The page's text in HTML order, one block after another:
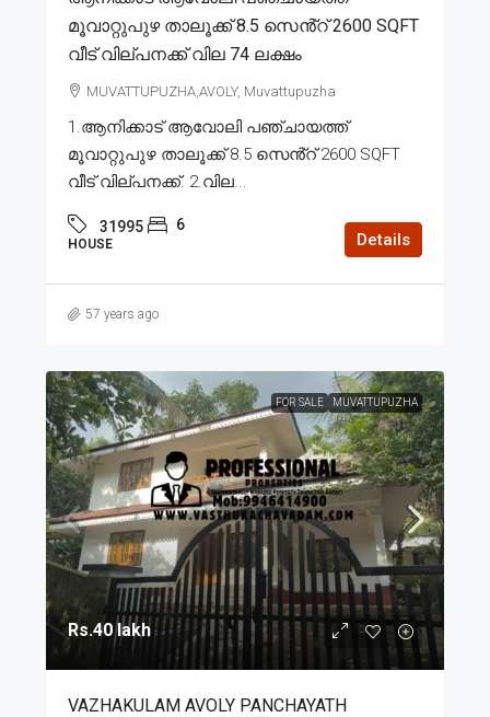
മൂവാറ്റുപുഴ താലൂക്ക് 8.5 സെൻ്റ് 2600 SQFT
വീട് വില്പനക്ക് വില 74 ലക്ഷം
MUVATTUPUZHA,AVOLY, Muvattupuzha
1.ആനിക്കാട് ആവോലി പഞ്ചായത്ത്
മൂവാറ്റുപുഴ താലൂക്ക് 8.5 സെൻ്റ് 2600 SQFT
വീട് വില്പനക്ക്. 2.വില...
31995 6
HOUSE Details
57 years ago
FOR SALE MUVATTUPUZHA
Rs.40 lakh
VAZHAKULAM AVOLY PANCHAYATH